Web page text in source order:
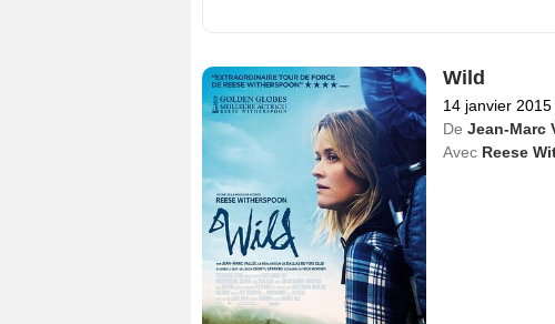
Wild
14 janvier 2015
De Jean-Marc
Avec Reese